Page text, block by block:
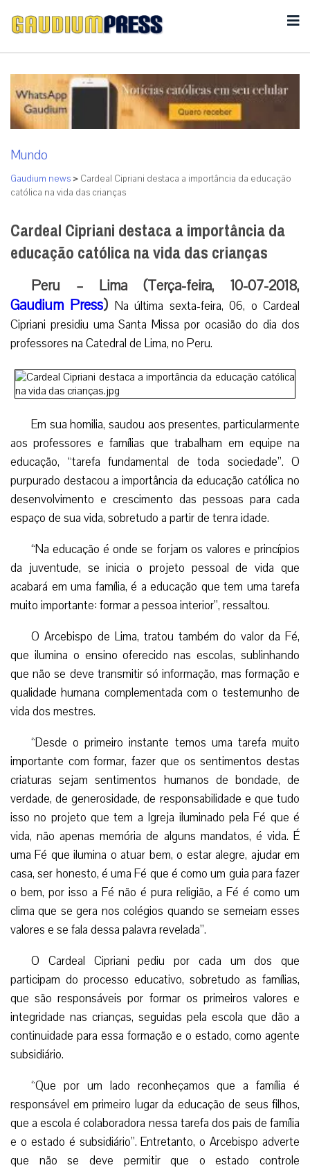
Mundo
Gaudium news > Cardeal Cipriani destaca a importância da educação
católica na vida das crianças
Cardeal Cipriani destaca a importância da
educação católica na vida das crianças
Peru – Lima (Terça-feira, 10-07-2018,
Gaudium Press) Na última sexta-feira, 06, o Cardeal
Cipriani presidiu uma Santa Missa por ocasião do dia dos
professores na Catedral de Lima, no Peru.
Em sua homilia, saudou aos presentes, particularmente
aos professores e famílias que trabalham em equipe na
educação, “tarefa fundamental de toda sociedade”. O
purpurado destacou a importância da educação católica no
desenvolvimento e crescimento das pessoas para cada
espaço de sua vida, sobretudo a partir de tenra idade.
“Na educação é onde se forjam os valores e princípios
da juventude, se inicia o projeto pessoal de vida que
acabará em uma família, é a educação que tem uma tarefa
muito importante: formar a pessoa interior”, ressaltou.
O Arcebispo de Lima, tratou também do valor da Fé,
que ilumina o ensino oferecido nas escolas, sublinhando
que não se deve transmitir só informação, mas formação e
qualidade humana complementada com o testemunho de
vida dos mestres.
“Desde o primeiro instante temos uma tarefa muito
importante com formar, fazer que os sentimentos destas
criaturas sejam sentimentos humanos de bondade, de
verdade, de generosidade, de responsabilidade e que tudo
isso no projeto que tem a Igreja iluminado pela Fé que é
vida, não apenas memória de alguns mandatos, é vida. É
uma Fé que ilumina o atuar bem, o estar alegre, ajudar em
casa, ser honesto, é uma Fé que é como um guia para fazer
o bem, por isso a Fé não é pura religião, a Fé é como um
clima que se gera nos colégios quando se semeiam esses
valores e se fala dessa palavra revelada”.
O Cardeal Cipriani pediu por cada um dos que
participam do processo educativo, sobretudo as famílias,
que são responsáveis por formar os primeiros valores e
integridade nas crianças, seguidas pela escola que dão a
continuidade para essa formação e o estado, como agente
subsidiário.
“Que por um lado reconheçamos que a família é
responsável em primeiro lugar da educação de seus filhos,
que a escola é colaboradora nessa tarefa dos pais de família
e o estado é subsidiário”. Entretanto, o Arcebispo adverte
que não se deve permitir que o estado controle